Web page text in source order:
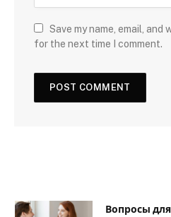
Save my name, email, and
for the next time I comment.
Вопросы